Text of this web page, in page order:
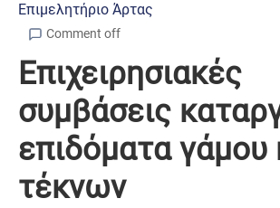
Επιμελητήριο Άρτας
Comment off
Επιχειρησιακές
συμβάσεις
επιδόματα γάμου
τέκνων